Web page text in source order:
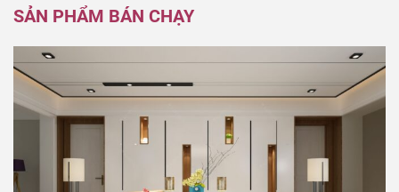
SẢN PHẨM BÁN CHẠY